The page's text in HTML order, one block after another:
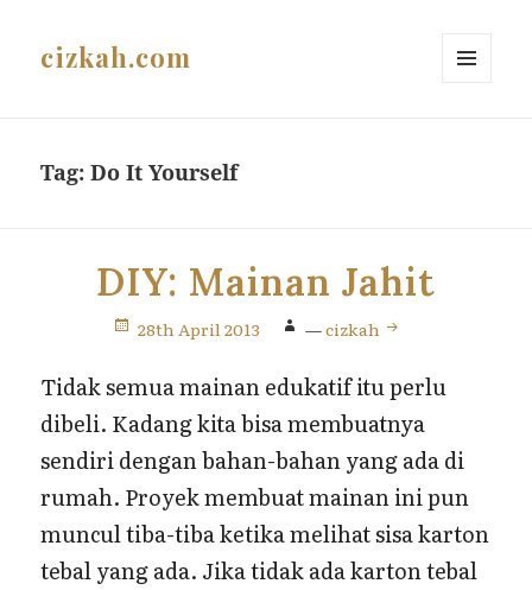
cizkah.com
Tag:Do It Yourself
DIY: Mainan Jahit
28th April 2013 —cizkah
Tidak semua mainan edukatif itu perlu
dibeli. Kadang kita bisa membuatnya
sendiri dengan bahan-bahan yang ada di
rumah. Proyek membuat mainan ini pun
muncul tiba-tiba ketika melihat sisa karton
tebal yang ada. Jika tidak ada karton tebal